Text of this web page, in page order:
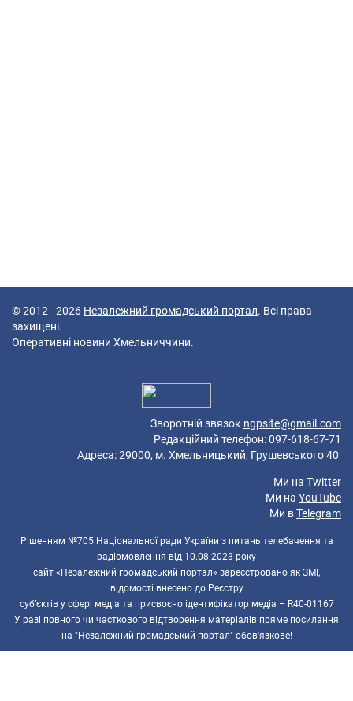
© 2012 - 2026 Незалежний громадський портал. Всі права
захищені.
Оперативні новини Хмельниччини.
Зворотній звязок ngpsite@gmail.com
Редакційний телефон: 097-618-67-71
Адреса: 29000, м. Хмельницький, Грушевського 40
Ми на Twitter
Ми на YouTube
Ми вTelegram
Рішенням №705 Національної ради України з питань телебачення та
радіомовлення від 10.08.2023 року
сайт «Незалежний громадський портал» зареєстровано як ЗМІ,
відомості внесено до Реєстру
суб’єктів у сфері медіа та присвоєно ідентифікатор медіа – R40-01167
У разі повного чи часткового відтворення матеріалів пряме посилання
на "Незалежний громадський портал" обов'язкове!